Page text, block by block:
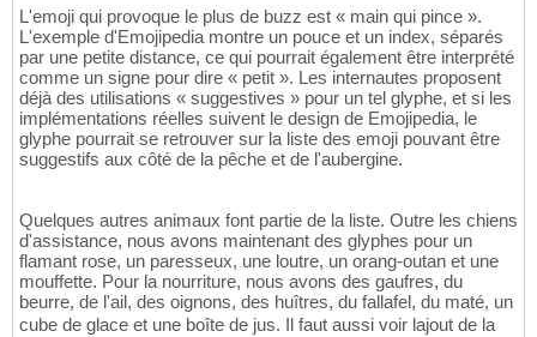
L'emoji qui provoque le plus de buzz est « main qui pince ».
L'exemple d'Emojipedia montre un pouce et un index, séparés
par une petite distance, ce qui pourrait également être interprété
comme un signe pour dire « petit ». Les internautes proposent
déjà des utilisations « suggestives » pour un tel glyphe, et si les
implémentations réelles suivent le design de Emojipedia, le
glyphe pourrait se retrouver sur la liste des emoji pouvant être
suggestifs aux côté de la pêche et de l'aubergine.
Quelques autres animaux font partie de la liste. Outre les chiens
d'assistance, nous avons maintenant des glyphes pour un
flamant rose, un paresseux, une loutre, un orang-outan et une
mouffette. Pour la nourriture, nous avons des gaufres, du
beurre, de l'ail, des oignons, des huîtres, du fallafel, du maté, un
cube de glace et une boîte de jus. Il faut aussi voir lajout de la